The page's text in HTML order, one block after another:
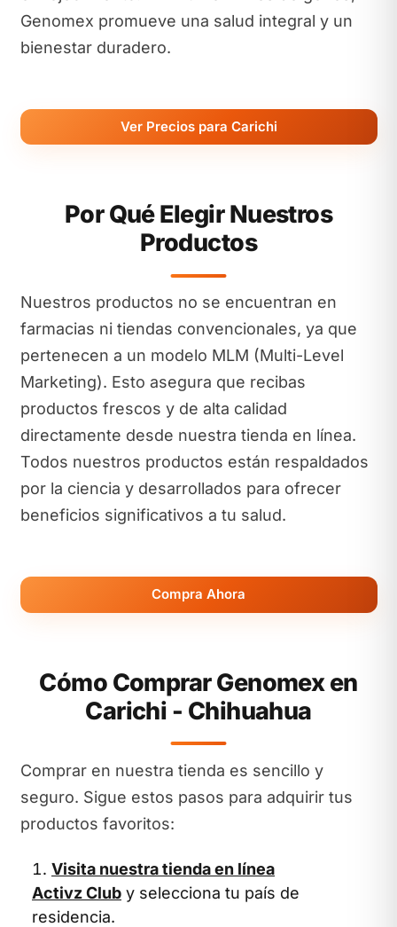
Genomex promueve una salud integral y un
bienestar duradero.
Ver Precios para Carichi
Por Qué Elegir Nuestros
Productos
Nuestros productos no se encuentran en
farmacias ni tiendas convencionales, ya que
pertenecen a un modelo MLM (Multi-Level
Marketing). Esto asegura que recibas
productos frescos y de alta calidad
directamente desde nuestra tienda en línea.
Todos nuestros productos están respaldados
por la ciencia y desarrollados para ofrecer
beneficios significativos a tu salud.
Compra Ahora
Cómo Comprar Genomex en
Carichi - Chihuahua
Comprar en nuestra tienda es sencillo y
seguro. Sigue estos pasos para adquirir tus
productos favoritos:
Visita nuestra tienda en línea
Activz Club y selecciona tu país de
residencia.